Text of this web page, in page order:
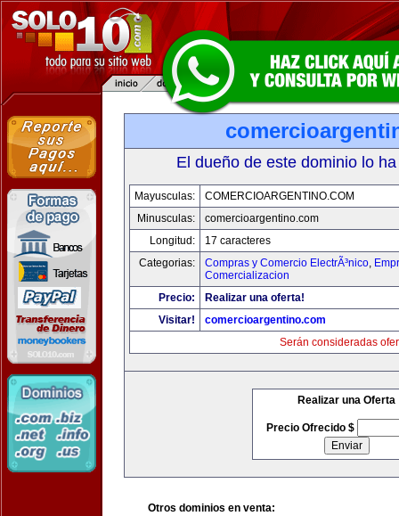
El dueño de este dominio lo
Mayusculas:
COMERCIOARGENTINO.COM
Minusculas:
comercioargentino.com
Longitud:
17 caracteres
Categorias:
Compras y Comercio ElectrÃ³nico,
Comercializacion
Precio:
Realizar una oferta!
Visitar!
comercioargentino.com
Serán consideradas
Realizar una Oferta
Precio Ofrecido $
Otros dominios en venta: